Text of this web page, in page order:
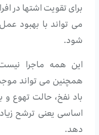
برای تقویت اشتها در
می تواند با بهبود
شود.
این همه ماجرا
همچنین می تواند
باد نفخ، حالت تهوع
اساسی یعنی ترشح
دهد.